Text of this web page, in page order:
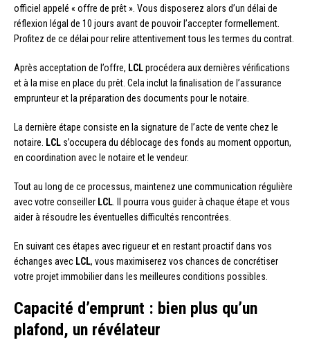
officiel appelé « offre de prêt ». Vous disposerez alors d’un délai de
réflexion légal de 10 jours avant de pouvoir l’accepter formellement.
Profitez de ce délai pour relire attentivement tous les termes du contrat.
Après acceptation de l’offre, LCLprocédera aux dernières vérifications
et à la mise en place du prêt. Cela inclut la finalisation de l’assurance
emprunteur et la préparation des documents pour le notaire.
La dernière étape consiste en la signature de l’acte de vente chez le
notaire.
LCL s’occupera du déblocage des fonds au moment opportun,
en coordination avec le notaire et le vendeur.
Tout au long de ce processus, maintenez une communication régulière
avec votre conseiller LCL . Il pourra vous guider à chaque étape et vous
aider à résoudre les éventuelles difficultés rencontrées.
En suivant ces étapes avec rigueur et en restant proactif dans vos
échanges avec LCL, vous maximiserez vos chances de concrétiser
votre projet immobilier dans les meilleures conditions possibles.
Capacité d’emprunt : bien plus qu’un
plafond, un révélateur